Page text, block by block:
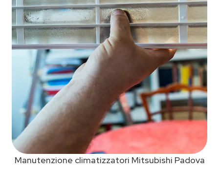
Manutenzione climatizzatori Mitsubishi Padova